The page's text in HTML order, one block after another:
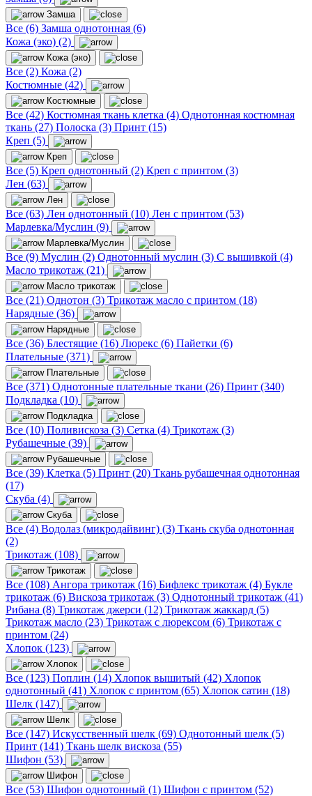
Замша
Все (6) Замша однотонная (6)
Кожа (эко) (2)
Кожа (эко)
Все (2) Кожа (2)
Костюмные (42)
Костюмные
Все (42) Костюмная ткань клетка (4) Однотонная костюмная
ткань (27) Полоска (3) Принт (15)
Креп (5)
Креп
Все (5) Креп однотонный (2) Креп с принтом (3)
Лен (63)
Лен
Все (63) Лен однотонный (10) Лен с принтом (53)
Марлевка/Муслин (9)
Марлевка/Муслин
Все (9) Муслин (2) Однотонный муслин (3) С вышивкой (4)
Масло трикотаж (21)
Масло трикотаж
Все (21) Однотон (3) Трикотаж масло с принтом (18)
Нарядные (36)
Нарядные
Все (36) Блестящие (16) Люрекс (6) Пайетки (6)
Плательные (371)
Плательные
Все (371) Однотонные плательные ткани (26) Принт (340)
Подкладка (10)
Подкладка
Все (10) Поливискоза (3) Сетка (4) Трикотаж (3)
Рубашечные (39)
Рубашечные
Все (39) Клетка (5) Принт (20) Ткань рубашечная однотонная
(17)
Скуба (4)
Скуба
Все (4) Водолаз (микродайвинг) (3) Ткань скуба однотонная
(2)
Трикотаж (108)
Трикотаж
Все (108) Ангора трикотаж (16) Бифлекс трикотаж (4) Букле
трикотаж (6) Вискоза трикотаж (3) Однотонный трикотаж (41)
Рибана (8) Трикотаж джерси (12) Трикотаж жаккард (5)
Трикотаж масло (23) Трикотаж с люрексом (6) Трикотаж с
принтом (24)
Хлопок (123)
Хлопок
Все (123) Поплин (14) Хлопок вышитый (42) Хлопок
однотонный (41) Хлопок с принтом (65) Хлопок сатин (18)
Шелк (147)
Шелк
Все (147) Искусственный шелк (69) Однотонный шелк (5)
Принт (141) Ткань шелк вискоза (55)
Шифон (53)
Шифон
Все (53) Шифон однотонный (1) Шифон с принтом (52)